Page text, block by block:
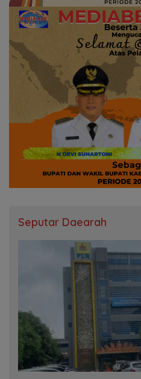
Seputar Daearah